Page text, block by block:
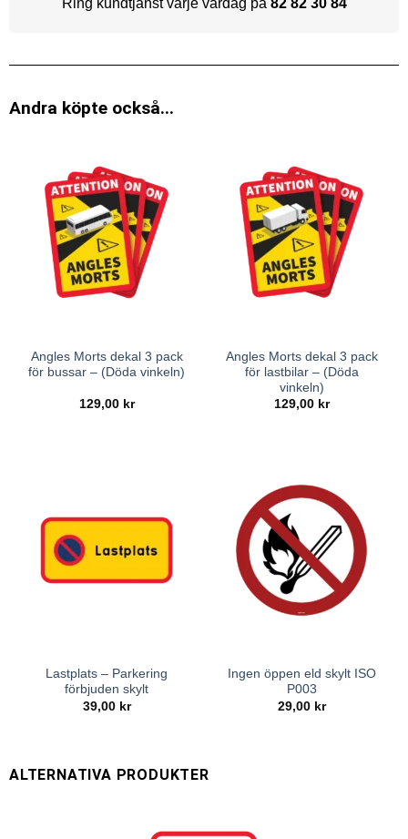
Andra köpte också...
Angles Morts dekal 3 pack
för bussar – (Döda vinkeln)
129,00 kr
Angles Morts dekal 3 pack
för lastbilar – (Döda
vinkeln)
129,00 kr
Lastplats – Parkering
förbjuden skylt
39,00 kr
Ingen öppen eld skylt ISO
P003
29,00 kr